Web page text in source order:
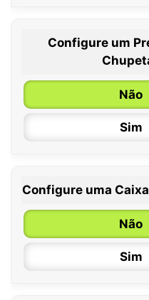
0 /
6 /
Configure um
Não
Sim
Configure uma
Não
Sim